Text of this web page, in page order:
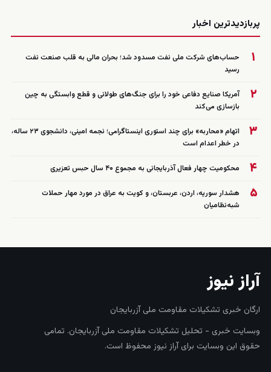
پربازدیدترین اخبار
۱
حساب‌های شرکت ملی نفت مسدود شد؛ بحران مالی به قلب صنعت نفت
رسید
۲
آمریکا صنایع دفاعی خود را برای جنگ‌های طولانی و قطع وابستگی به چین
بازسازی می‌کند
۳
اتهام «محاربه» برای چند استوری اینستاگرامی؛ نجمه امینی، دانشجوی ۲۳ ساله،
در خطر اعدام است
۴ محکومیت چهار فعال آذربایجانی به مجموع ۴۰ سال حبس تعزیری
۵
هشدار سوریه، اردن، عربستان، و کویت به عراق در مورد مهار حملات
شبه‌نظامیان
آراز نیوز
ارگان خبری تشکیلات مقاومت ملی آزربایجان
وبسایت خبری - تحلیل تشکیلات مقاومت ملی آزربایجان. تمامی
حقوق این وبسایت برای آراز نیوز محفوظ است.